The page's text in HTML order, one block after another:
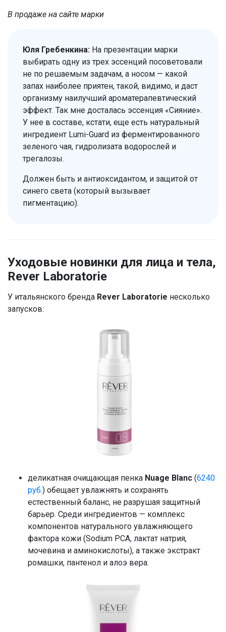
В продаже на сайте марки
Юля Гребенкина: На презентации марки
выбирать одну из трех эссенций посоветовали
не по решаемым задачам, а носом — какой
запах наиболее приятен, такой, видимо, и даст
организму наилучший ароматерапевтический
эффект. Так мне досталась эссенция «Сияние».
У нее в составе, кстати, еще есть натуральный
ингредиент Lumi-Guard из ферментированного
зеленого чая, гидролизата водорослей и
трегалозы.
Должен быть и антиоксидантом, и защитой от
синего света (который вызывает
пигментацию).
Уходовые новинки для лица и тела,
Rever Laboratorie
У итальянского бренда Rever Laboratorie несколько
запусков:
деликатная очищающая пенка Nuage Blanc (6240
руб.) обещает увлажнять и сохранять
естественный баланс, не разрушая защитный
барьер. Среди ингредиентов — комплекс
компонентов натурального увлажняющего
фактора кожи (Sodium PCA, лактат натрия,
мочевина и аминокислоты), а также экстракт
ромашки, пантенол и алоэ вера.